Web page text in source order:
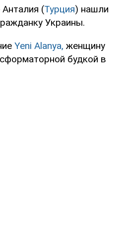
(Турция) нашли
Украины.
Yeni Alanya, женщину
будкой в